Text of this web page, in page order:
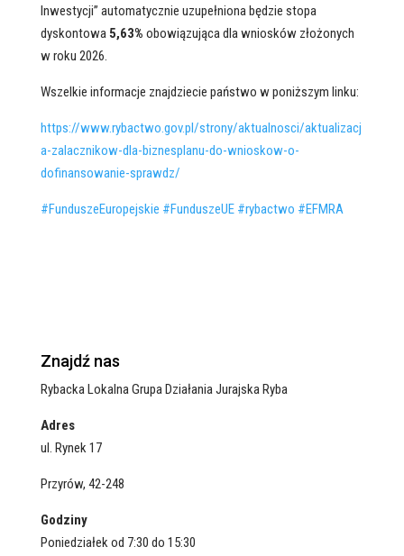
Inwestycji” automatycznie uzupełniona będzie stopa
dyskontowa5,63% obowiązująca dla wniosków złożonych
w roku 2026.
Wszelkie informacje znajdziecie państwo w poniższym linku:
https://www.rybactwo.gov.pl/strony/aktualnosci/aktualizacj
a-zalacznikow-dla-biznesplanu-do-wnioskow-o-
dofinansowanie-sprawdz/
#FunduszeEuropejskie #FunduszeUE #rybactwo #EFMRA
Znajdź nas
Rybacka Lokalna Grupa Działania Jurajska Ryba
Adres
ul. Rynek 17
Przyrów, 42-248
Godziny
Poniedziałek od 7:30 do 15:30